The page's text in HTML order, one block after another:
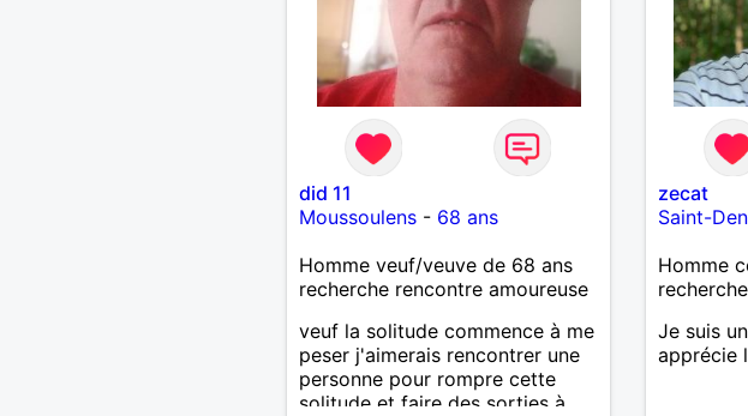
did 11
Moussoulens- 68 ans
Homme veuf/veuve de 68 ans
recherche rencontre amoureuse
veuf la solitude commence à me
peser j'aimerais rencontrer une
personne pour rompre cette
solitude et faire des sorties à
zecat
Saint-
Homme
Je suis
apprécie